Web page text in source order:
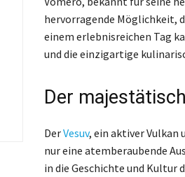
hervorragende Möglichkeit,
einem erlebnisreichen Tag
und die einzigartige
Der
DerVesuv, ein aktiver Vulkan
nur eine atemberaubende
in die Geschichte und Kultur